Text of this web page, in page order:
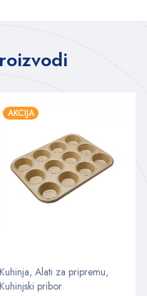
AKCIJA
Kuhinja, Alati za pripremu,
Kuhinjski pribor